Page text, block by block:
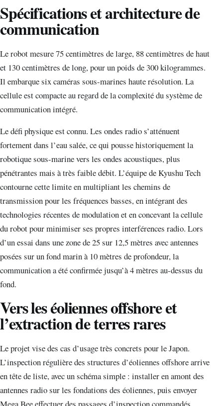
Spécifications et architecture de
communication
Le robot mesure 75 centimètres de large, 88 centimètres de haut
et 130 centimètres de long, pour un poids de 300 kilogrammes.
Il embarque six caméras sous-marines haute résolution. La
cellule est compacte au regard de la complexité du système de
communication intégré.
Le défi physique est connu. Les ondes radio s’atténuent
fortement dans l’eau salée, ce qui pousse historiquement la
robotique sous-marine vers les ondes acoustiques, plus
pénétrantes mais à très faible débit. L’équipe de Kyushu Tech
contourne cette limite en multipliant les chemins de
transmission pour les fréquences basses, en intégrant des
technologies récentes de modulation et en concevant la cellule
du robot pour minimiser ses propres interférences radio. Lors
d’un essai dans une zone de 25 sur 12,5 mètres avec antennes
posées sur un fond marin à 10 mètres de profondeur, la
communication a été confirmée jusqu’à 4 mètres au-dessus du
fond.
Vers les éoliennes offshore et
l’extraction de terres rares
Le projet vise des cas d’usage très concrets pour le Japon.
L’inspection régulière des structures d’éoliennes offshore arrive
en tête de liste, avec un schéma simple : installer en amont des
antennes radio sur les fondations des éoliennes, puis envoyer